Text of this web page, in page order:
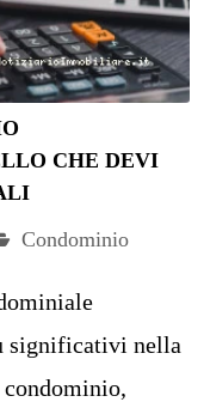
CHE DEVI
Condominio
significativi nella